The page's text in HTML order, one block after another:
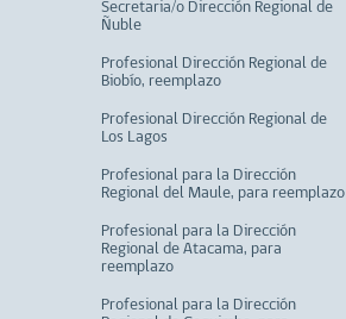
Secretaria/o Dirección Regional de
Ñuble
Profesional Dirección Regional de
Biobío, reemplazo
Profesional Dirección Regional de
Los Lagos
Profesional para la Dirección
Regional del Maule, para reemplazo
Profesional para la Dirección
Regional de Atacama, para
reemplazo
Profesional para la Dirección